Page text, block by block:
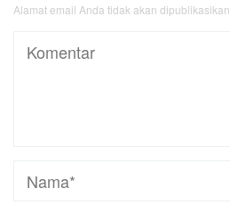
Alamat email Anda tidak akan dipublikasikan.